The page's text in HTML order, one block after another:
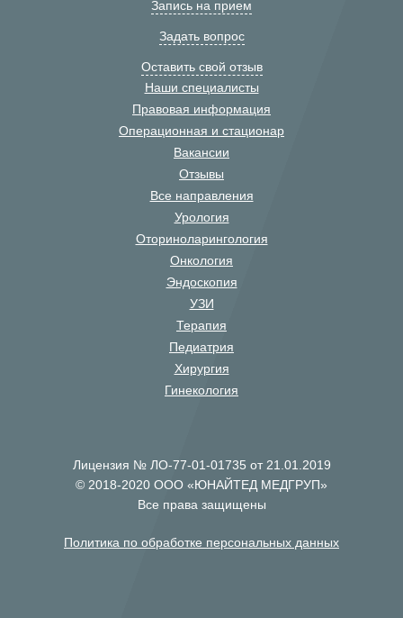
Запись на прием
Задать вопрос
Оставить свой отзыв
Наши специалисты
Правовая информация
Операционная и стационар
Вакансии
Отзывы
Все направления
Урология
Оториноларингология
Онкология
Эндоскопия
УЗИ
Терапия
Педиатрия
Хирургия
Гинекология
Лицензия № ЛО-77-01-01735 от 21.01.2019
© 2018-2020 ООО «ЮНАЙТЕД МЕДГРУП»
Все права защищены
Политика по обработке персональных данных